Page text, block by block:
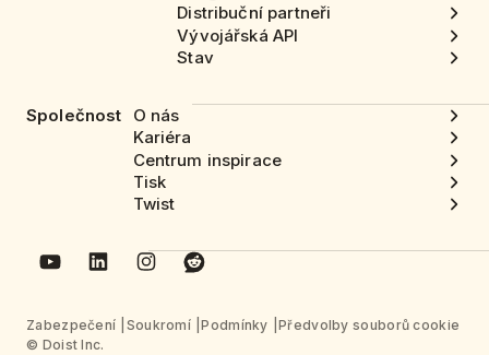
Distribuční partneři
Vývojářská API
Stav
Společnost
O nás
Kariéra
Centrum inspirace
Tisk
Twist
Zabezpečení Soukromí Podmínky
Předvolby souborů cookie
© Doist Inc.